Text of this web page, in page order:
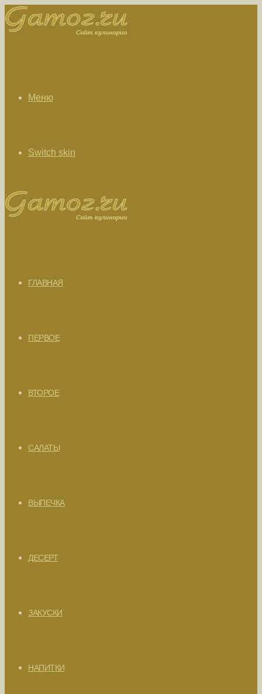
Меню
Switch skin
ГЛАВНАЯ
ПЕРВОЕ
ВТОРОЕ
САЛАТЫ
ВЫПЕЧКА
ДЕСЕРТ
ЗАКУСКИ
НАПИТКИ